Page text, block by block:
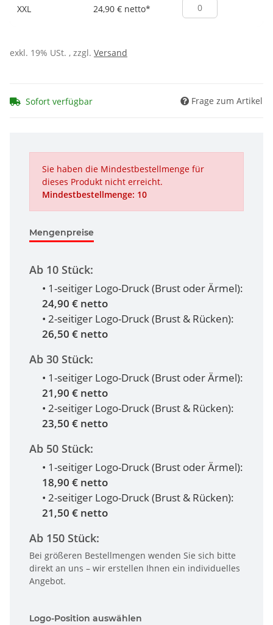
XXL 24,90 € netto*
exkl. 19% USt. , zzgl. Versand
Sofort verfügbar Frage zum Artikel
Sie haben die Mindestbestellmenge für
dieses Produkt nicht erreicht.
Mindestbestellmenge: 10
Mengenpreise
Ab 10 Stück:
• 1-seitiger Logo-Druck (Brust oder Ärmel):
24,90 € netto
• 2-seitiger Logo-Druck (Brust & Rücken):
26,50 € netto
Ab 30 Stück:
• 1-seitiger Logo-Druck (Brust oder Ärmel):
21,90 € netto
• 2-seitiger Logo-Druck (Brust & Rücken):
23,50 € netto
Ab 50 Stück:
• 1-seitiger Logo-Druck (Brust oder Ärmel):
18,90 € netto
• 2-seitiger Logo-Druck (Brust & Rücken):
21,50 € netto
Ab 150 Stück:
Bei größeren Bestellmengen wenden Sie sich bitte
direkt an uns – wir erstellen Ihnen ein individuelles
Angebot.
Logo-Position auswählen